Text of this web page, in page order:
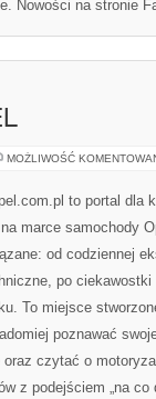
Nowości na stronie
MOŻLIWOŚĆ
to portal dla
marce samochody
od codziennej
po
To miejsce
poznawać
czytać o
z podejściem „na